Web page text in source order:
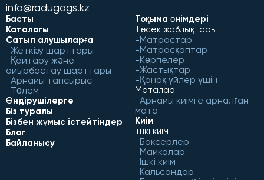
info@radugags.kz
Басты
Каталогы
Сатып алушыларға
Жеткізу шарттары
Қайтару және
айырбастау шарттары
Арнайы тапсырыс
Төлем
Өндірушілерге
Біз туралы
Бізбен жұмыс істейтіндер
Блог
Байланысу
Тоқыма өнімдері
Төсек жабдықтары
Матрастар
Матрасқаптар
Көрпелер
Жастықтар
Қонақ үйлер үшін
Маталар
Арнайы киімге арналған
мата
Киім
Ішкі киім
Боксерлер
Майкалар
Ішкі киім
Кальсондар